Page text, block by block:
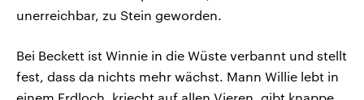
unerreichbar, zu Stein geworden.
Bei Beckett ist Winnie in die Wüste verbannt und stellt
fest, dass da nichts mehr wächst. Mann Willie lebt in